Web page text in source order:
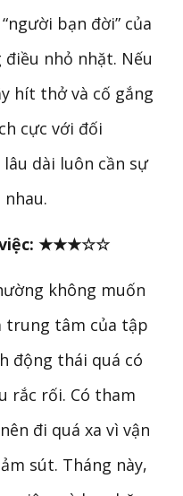
bạn đời” của
nhỏ nhặt. Nếu
hít thở và cố gắng
cực với đối
dài luôn cần sự
việc: ★★★☆☆
không muốn
trung tâm của tập
động thái quá có
rắc rối. Có tham
đi quá xa vì vận
sút. Tháng này,